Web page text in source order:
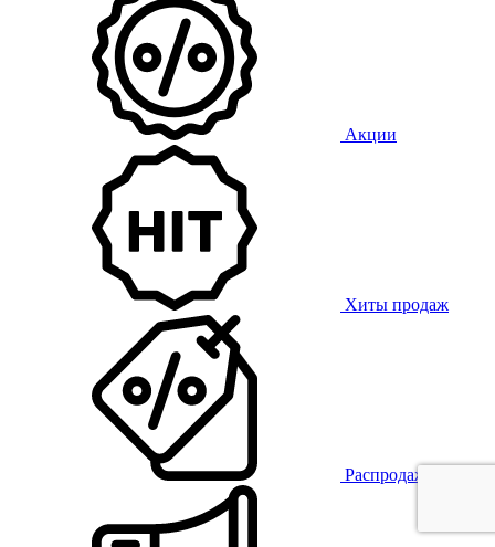
Акции
Хиты продаж
Распродажа